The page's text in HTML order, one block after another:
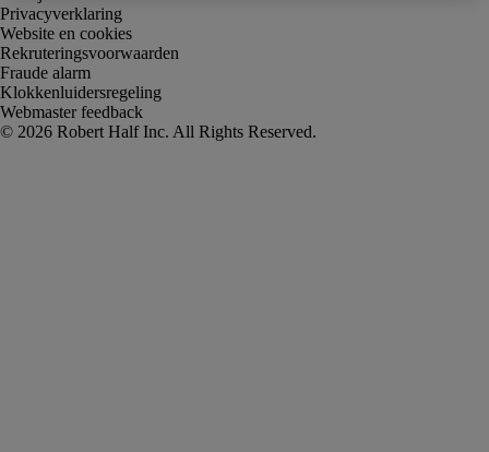
Privacyverklaring
Website en cookies
Rekruteringsvoorwaarden
Fraude alarm
Klokkenluidersregeling
Webmaster feedback